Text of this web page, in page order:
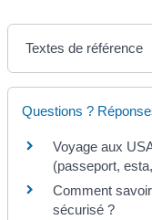
Textes de référence
Questions ?
Voyage aux
(passeport,
Comment
sécurisé ?